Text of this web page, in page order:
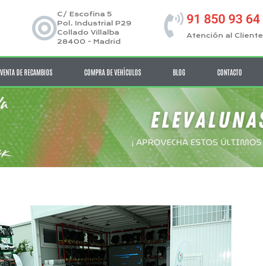
C/ Escofina 5
Pol. Industrial P29
Collado Villalba
28400 - Madrid
91 850 93 64
Atención al Cliente
VENTA DE RECAMBIOS COMPRA DE VEHÍCULOS BLOG CONTACTO